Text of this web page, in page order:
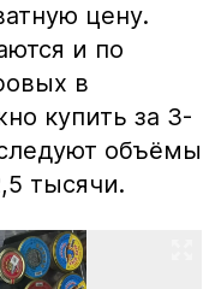
цену.
и по
в
купить за 3-
объёмы
тысячи.